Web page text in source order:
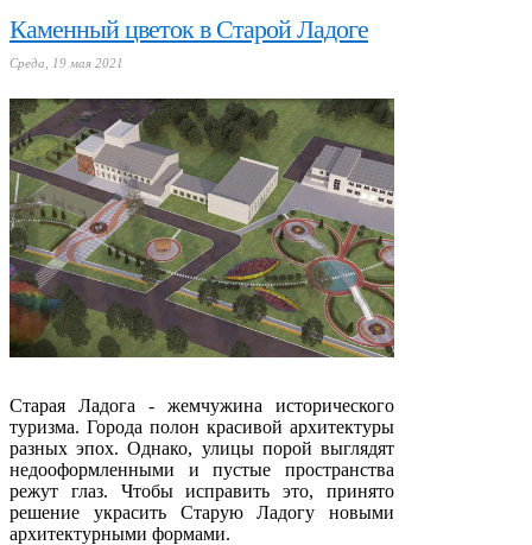
Каменный цветок в Старой Ладоге
Среда, 19 мая 2021
Старая Ладога - жемчужина исторического
туризма. Города полон красивой архитектуры
разных эпох. Однако, улицы порой выглядят
недооформленными и пустые пространства
режут глаз. Чтобы исправить это, принято
решение украсить Старую Ладогу новыми
архитектурными формами.